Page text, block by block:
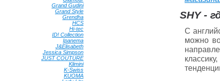
SHY -
С
можно
Grand Gudini•
Grand Style
Grendha
HCS
Hi-tec
ID! Collection
Ipanema
J&Elisabeth
Jessica Simpson
JUST COUTURE•
Klimini•
K-Swiss
KUOMA